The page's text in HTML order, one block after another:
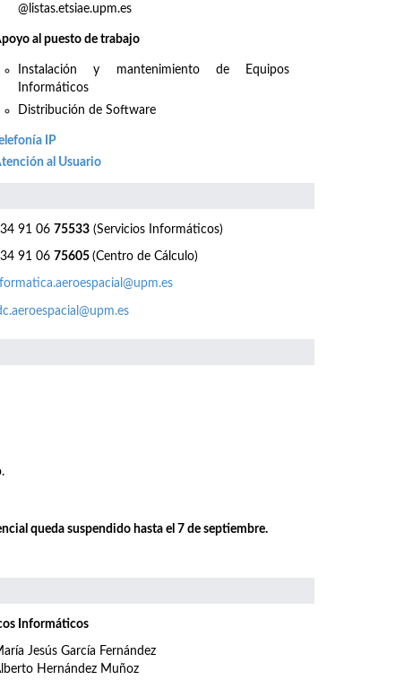
@listas.etsiae.upm.es
al puesto de trabajo
Instalación y mantenimiento de Equipos
Informáticos
Distribución de Software
IP
al Usuario
91 06 75533 (Servicios Informáticos)
91 06 75605 (Centro de Cálculo)
queda suspendido hasta el 7 de septiembre.
Informáticos
Jesús García Fernández
Hernández Muñoz